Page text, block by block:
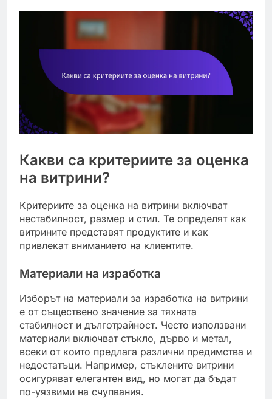
Какви са критериите за оценка
на витрини?
Критериите за оценка на витрини включват
нестабилност, размер и стил. Те определят как
витрините представят продуктите и как
привлекат вниманието на клиентите.
Материали на изработка
Изборът на материали за изработка на витрини
е от съществено значение за тяхната
стабилност и дълготрайност. Често използвани
материали включват стъкло, дърво и метал,
всеки от които предлага различни предимства и
недостатъци. Например, стъклените витрини
осигуряват елегантен вид, но могат да бъдат
по-уязвими на счупвания.